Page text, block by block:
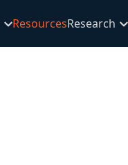
ResourcesResearch